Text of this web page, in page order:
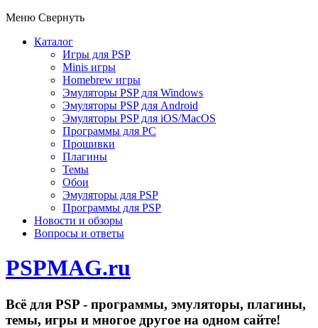
Меню Свернуть
Каталог
Игры для PSP
Minis игры
Homebrew игры
Эмуляторы PSP для Windows
Эмуляторы PSP для Android
Эмуляторы PSP для iOS/MacOS
Программы для PC
Прошивки
Плагины
Темы
Обои
Эмуляторы для PSP
Программы для PSP
Новости и обзоры
Вопросы и ответы
PSPMAG.ru
Всё для PSP - программы, эмуляторы, плагины,
темы, игры и многое другое на одном сайте!